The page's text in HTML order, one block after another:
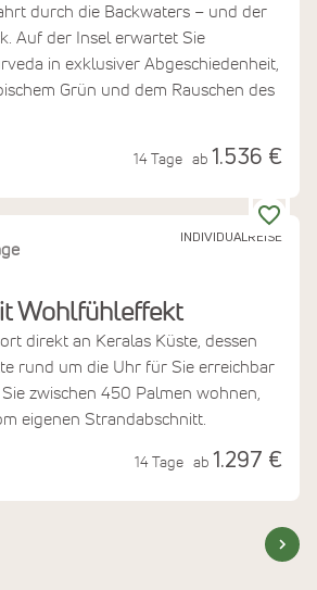
durch die Backwaters – und der
Auf der Insel erwartet Sie
in exklusiver Abgeschiedenheit,
Grün und dem Rauschen des
14 Tage ab 1.536 €
INDIVIDUALREISE
Wohlfühleffekt
direkt an Keralas Küste, dessen
rund um die Uhr für Sie erreichbar
zwischen 450 Palmen wohnen,
eigenen Strandabschnitt.
14 Tage ab 1.297 €